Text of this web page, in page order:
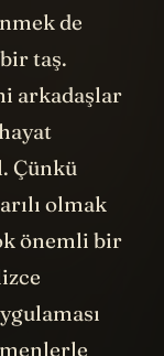
de
taş.
arkadaşlar
Çünkü
olmak
önemli bir